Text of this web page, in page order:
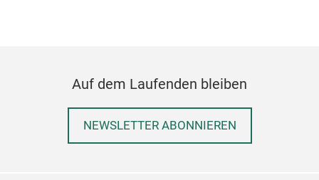
Auf dem Laufenden bleiben
NEWSLETTER ABONNIEREN